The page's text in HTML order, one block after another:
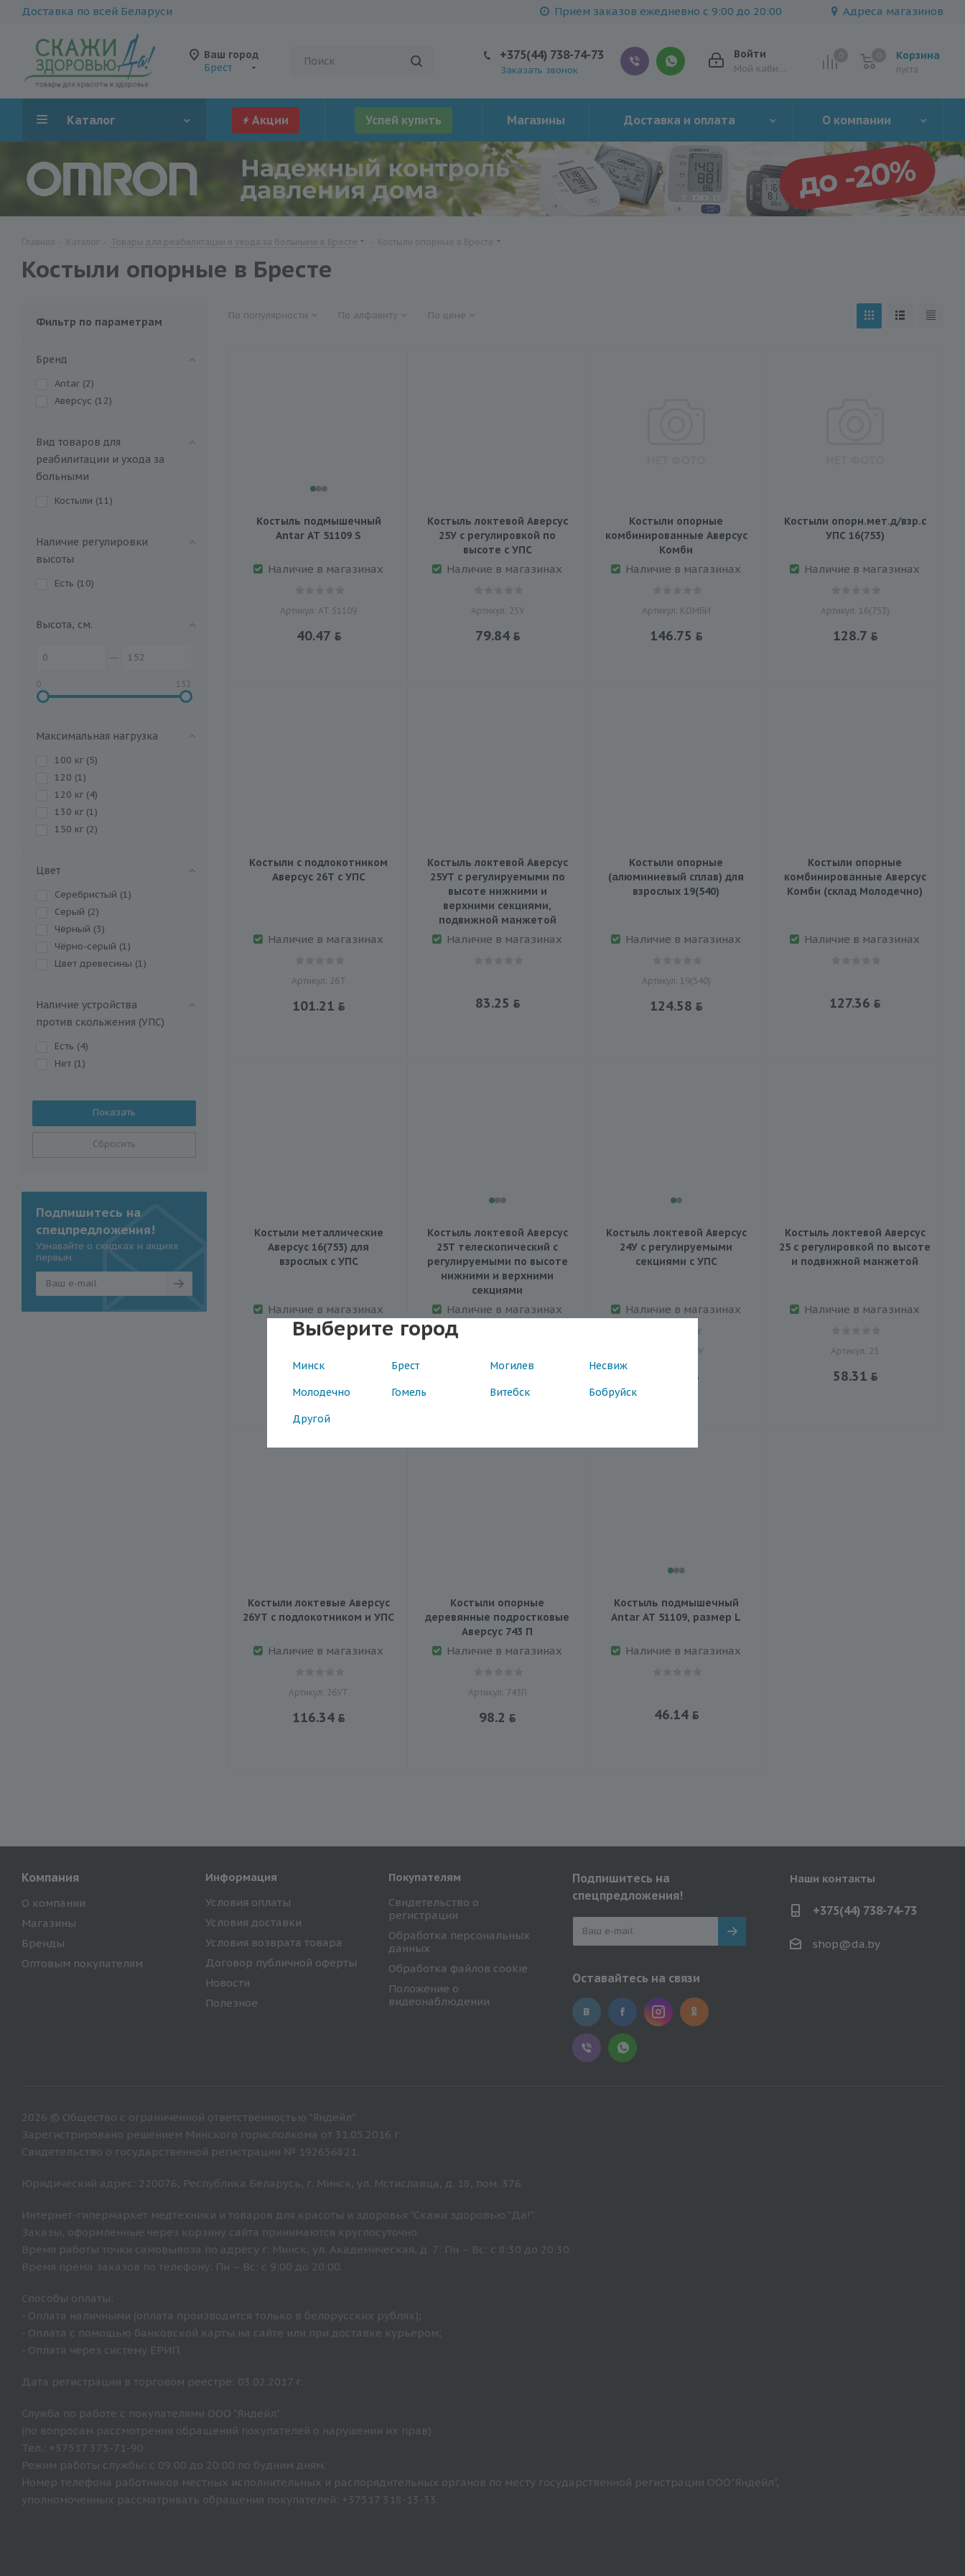
Выберите город
Минск Брест Могилев Несвиж
Молодечно Гомель Витебск Бобруйск
Другой
Доставка по всей Беларуси Прием заказов ежедневно с 9:00 до 20:00 Адреса магазинов
Ваш город
Брест
Корзина
пуста
Войти
Мой кабинет
+375(44) 738-74-73
Заказать звонок
Каталог Акции Успей купить Магазины Доставка и оплата О компании
Костыли опорные в Бресте
По популярности По алфавиту По цене
Костыль подмышечный
Antar АТ 51109 S
Наличие в магазинах
Артикул: АТ 51109
40.47
Костыль локтевой Аверсус
25У с регулировкой по
высоте с УПС
Наличие в магазинах
Артикул: 25У
79.84
Костыли опорные
комбинированные Аверсус
Комби
Наличие в магазинах
Артикул: КОМБИ
146.75
Костыли опорн.мет.д/взр.с
УПС 16(753)
Наличие в магазинах
Артикул: 16(753)
128.7
Костыли с подлокотником
Аверсус 26Т с УПС
Наличие в магазинах
Артикул: 26Т
101.21
Костыль локтевой Аверсус
25УТ с регулируемыми по
высоте нижними и
верхними секциями,
подвижной манжетой
Наличие в магазинах
83.25
Костыли опорные
(алюминиевый сплав) для
взрослых 19(540)
Наличие в магазинах
Артикул: 19(540)
124.58
Костыли опорные
комбинированные Аверсус
Комби (склад Молодечно)
Наличие в магазинах
127.36
Костыли металлические
Аверсус 16(753) для
взрослых с УПС
Наличие в магазинах
116.53
Костыль локтевой Аверсус
25Т телескопический с
регулируемыми по высоте
нижними и верхними
секциями
Наличие в магазинах
Костыль локтевой Аверсус
24У с регулируемыми
секциями с УПС
Наличие в магазинах
Артикул: 24У
Костыль локтевой Аверсус
25 с регулировкой по высоте
и подвижной манжетой
Наличие в магазинах
Артикул: 25
58.31
Костыли локтевые Аверсус
26УT с подлокотником и УПС
Наличие в магазинах
Артикул: 26УТ
116.34
Костыли опорные
деревянные подростковые
Аверсус 743 П
Наличие в магазинах
Артикул: 743П
98.2
Костыль подмышечный
Antar АТ 51109, размер L
Наличие в магазинах
46.14
Фильтр по параметрам
Бренд
Antar (2)
Аверсус (12)
Вид товаров для
реабилитации и ухода за
больными
Костыли (11)
Наличие регулировки
высоты
Есть (10)
Высота, см.
0 152
Максимальная нагрузка
100 кг (5)
120 (1)
120 кг (4)
130 кг (1)
150 кг (2)
Цвет
Серебристый (1)
Серый (2)
Чёрный (3)
Чёрно-серый (1)
Цвет древесины (1)
Наличие устройства
против скольжения (УПС)
Есть (4)
Нет (1)
Сбросить
Подпишитесь на
спецпредложения!
Узнавайте о скидках и акциях
первым
Компания
О компании
Магазины
Бренды
Оптовым покупателям
Информация
Условия оплаты
Условия доставки
Условия возврата товара
Договор публичной оферты
Новости
Полезное
Покупателям
Свидетельство о
регистрации
Обработка персональных
данных
Обработка файлов cookie
Положение о
видеонаблюдении
Подпишитесь на
спецпредложения!
Оставайтесь на связи
Наши контакты
+375(44) 738-74-73
shop@da.by
2026 © Общество с ограниченной ответственностью "Яндейл".
Зарегистрировано решением Минского горисполкома от 31.05.2016 г.
Свидетельство о государственной регистрации № 192656821.
Юридический адрес: 220076, Республика Беларусь, г. Минск, ул. Мстиславца, д. 18, пом. 376
Интернет-гипермаркет медтехники и товаров для красоты и здоровья "Скажи здоровью "Да!".
Заказы, оформленные через корзину сайта принимаются круглосуточно.
Время работы точки самовывоза по адресу г. Минск, ул. Академическая, д. 7: Пн – Вс: с 8:30 до 20:30.
Время прёма заказов по телефону: Пн – Вс: с 9:00 до 20:00.
Способы оплаты:
- Оплата наличными (оплата производится только в белорусских рублях);
- Оплата с помощью банковской карты на сайте или при доставке курьером;
- Оплата через систему ЕРИП.
Дата регистрации в торговом реестре: 03.02.2017 г.
Служба по работе с покупателями ООО "Яндейл"
(по вопросам рассмотрения обращений покупателей о нарушении их прав)
Тел.: +37517 375-71-90
Режим работы службы: с 09:00 до 20:00 по будним дням.
Номер телефона работников местных исполнительных и распорядительных органов по месту государственной регистрации ООО"Яндейл",
уполномоченных рассматривать обращения покупателей: +37517 318-13-33.